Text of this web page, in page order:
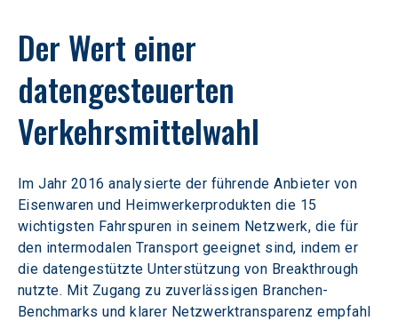
Der Wert einer
datengesteuerten
Verkehrsmittelwahl
Im Jahr 2016 analysierte der führende Anbieter von
Eisenwaren und Heimwerkerprodukten die 15
wichtigsten Fahrspuren in seinem Netzwerk, die für
den intermodalen Transport geeignet sind, indem er
die datengestützte Unterstützung von Breakthrough
nutzte. Mit Zugang zu zuverlässigen Branchen-
Benchmarks und klarer Netzwerktransparenz empfahl